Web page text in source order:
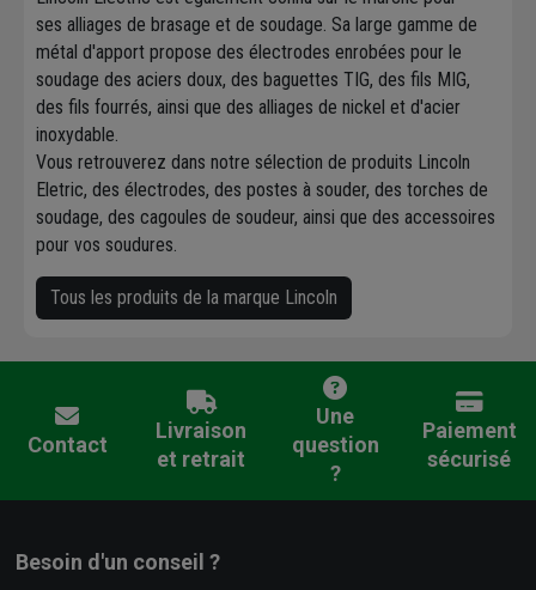
ses alliages de brasage et de soudage. Sa large gamme de
métal d'apport propose des électrodes enrobées pour le
soudage des aciers doux, des baguettes TIG, des fils MIG,
des fils fourrés, ainsi que des alliages de nickel et d'acier
inoxydable.
Vous retrouverez dans notre sélection de produits Lincoln
Eletric, des électrodes, des postes à souder, des torches de
soudage, des cagoules de soudeur, ainsi que des accessoires
pour vos soudures.
Tous les produits de la marque Lincoln
Contact
Livraison
et retrait
Une
question
?
Paiement
sécurisé
Besoin d'un conseil ?